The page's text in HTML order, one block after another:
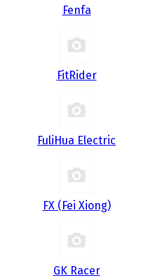
Fenfa
FitRider
FuliHua Electric
FX (Fei Xiong)
GK Racer